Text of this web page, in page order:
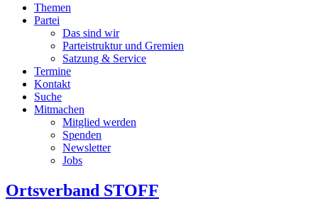
Themen
Partei
Das sind wir
Parteistruktur und Gremien
Satzung & Service
Termine
Kontakt
Suche
Mitmachen
Mitglied werden
Spenden
Newsletter
Jobs
Ortsverband STOFF